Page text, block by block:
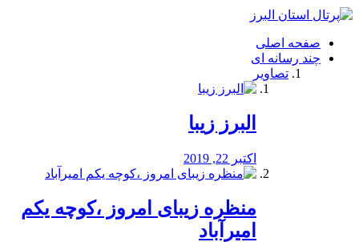
فصد
شرق
تهران
خشکشویی
صفحه اصلی
چند رسانه ای
تصاویر
البرز زیبا
اکتبر 22, 2019
منظره‌‌ زیبای امروز ،کوچه یکم
امیرآباد